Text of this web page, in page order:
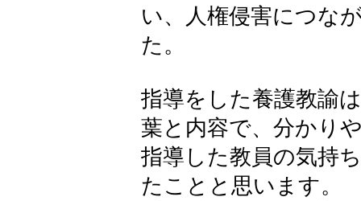
い、人権侵害につな
た。
指導をした養護教諭
葉と内容で、分かり
指導した教員の気持
たことと思います。